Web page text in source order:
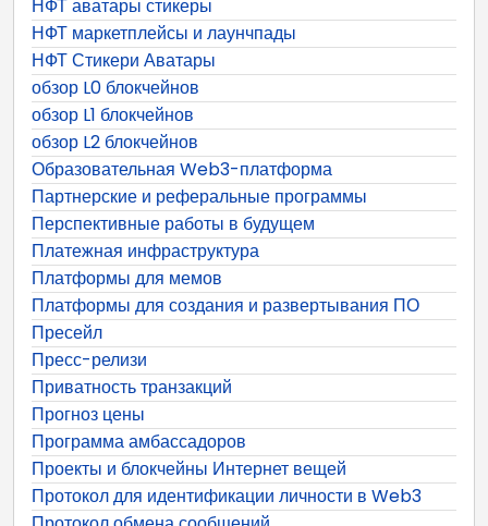
НФТ аватары стикеры
НФТ маркетплейсы и лаунчпады
НФТ Стикери Аватары
обзор L0 блокчейнов
обзор L1 блокчейнов
обзор L2 блокчейнов
Образовательная Web3-платформа
Партнерские и реферальные программы
Перспективные работы в будущем
Платежная инфраструктура
Платформы для мемов
Платформы для создания и развертывания ПО
Пресейл
Пресс-релизи
Приватность транзакций
Прогноз цены
Программа амбассадоров
Проекты и блокчейны Интернет вещей
Протокол для идентификации личности в Web3